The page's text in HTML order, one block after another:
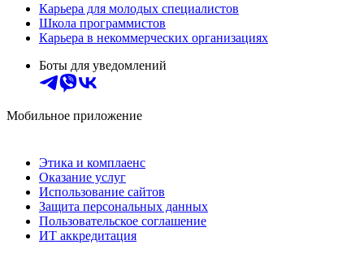
Карьера для молодых специалистов
Школа программистов
Карьера в некоммерческих организациях
Боты для уведомлений
Мобильное приложение
Этика и комплаенс
Оказание услуг
Использование сайтов
Защита персональных данных
Пользовательское соглашение
ИТ аккредитация